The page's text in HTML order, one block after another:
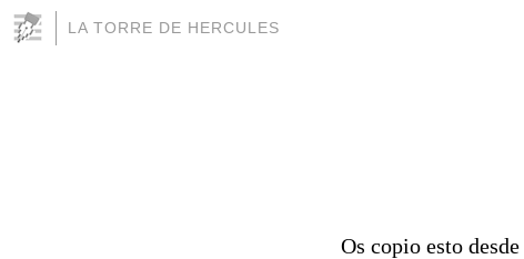
LA TORRE DE HERCULES
Os copio esto desde